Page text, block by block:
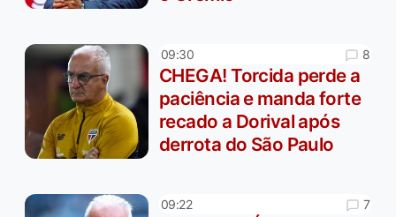
09:30 8
CHEGA! Torcida perde a
paciência e manda forte
recado a Dorival após
derrota do São Paulo
09:22 7